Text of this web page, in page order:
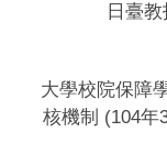
日臺
大學校院保障
核機制 (104年